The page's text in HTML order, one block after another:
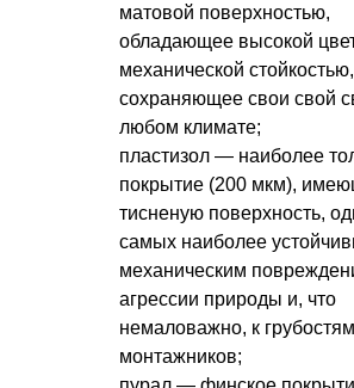
матовой поверхностью,
обладающее высокой
механической стойкостью,
сохраняющее свои свой
любом климате;
пластизол — наиболее
покрытие (200 мкм),
тисненую поверхность,
самых наиболее
механическим
агрессии природы и, что
немаловажно, к грубостям
монтажников;